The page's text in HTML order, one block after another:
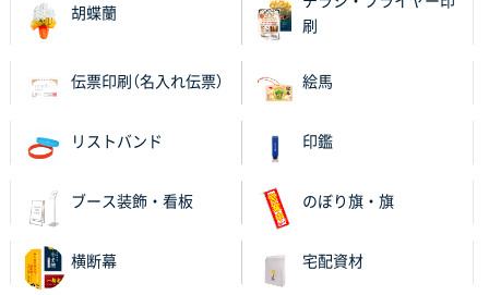
比較して決めさせていただきました。 昨年注文分も、
納期がギリギリだったにも関わらず、丁寧に対応して
対応を頂いており助かっております。
和歌山県S社様
2025年11月05日 11:13
胡蝶蘭
刷
伝票印刷（名入れ伝票） 絵馬
リストバンド 印鑑
ブース装飾・看板 のぼり旗・旗
横断幕 宅配資材